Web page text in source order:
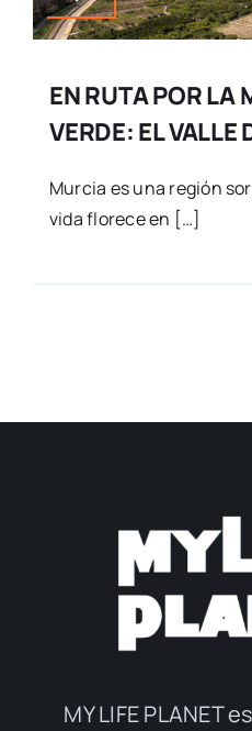
EN RUTA POR LA
VERDE: EL VALLE
Murcia es una región
vida florece en […]
MY LIFE PLANET